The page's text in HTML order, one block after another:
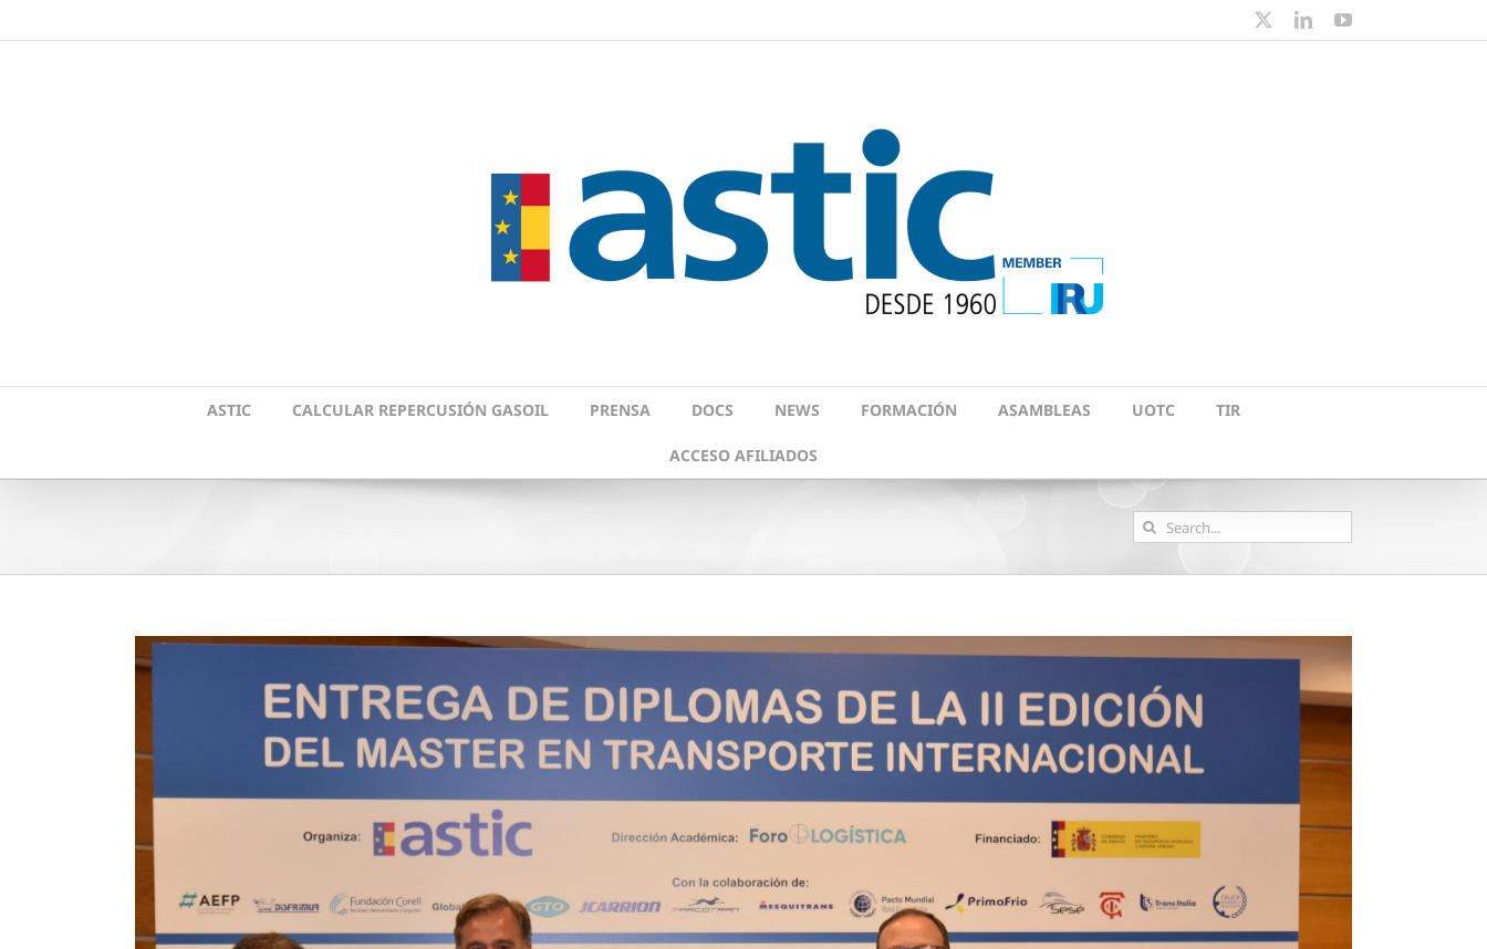
LinkedInYouTube
ASTIC CALCULAR REPERCUSIÓN GASOIL PRENSA DOCS NEWS FORMACIÓN ASAMBLEAS UOTC TIR
ACCESO AFILIADOS
Search
for:
View
Larger